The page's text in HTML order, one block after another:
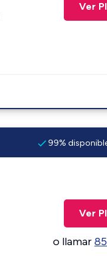
Ver
99%
Ver
o llamar